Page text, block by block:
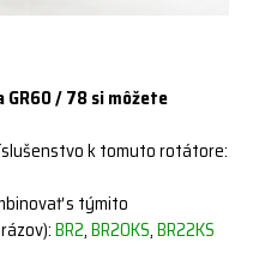
/ 78 si môžete
k tomuto rotátore:
s týmito
BR2,BR20KS,BR22KS